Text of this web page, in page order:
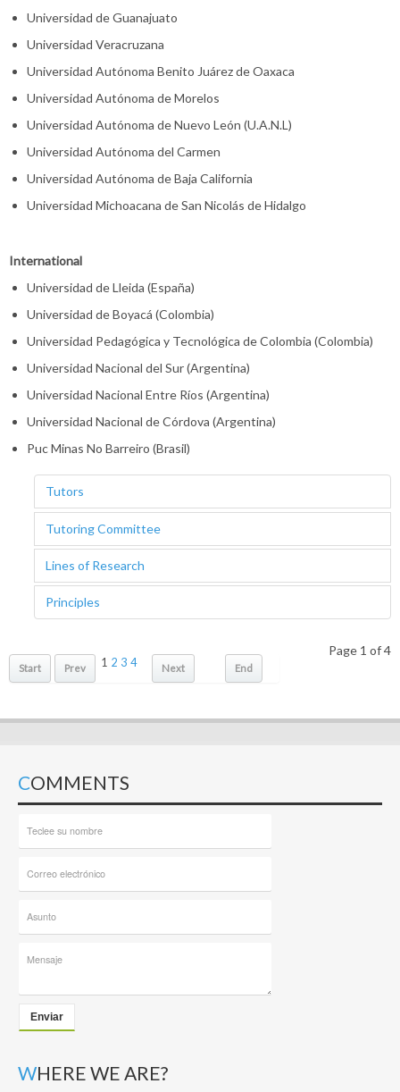
Universidad de Guanajuato
Universidad Veracruzana
Universidad Autónoma Benito Juárez de Oaxaca
Universidad Autónoma de Morelos
Universidad Autónoma de Nuevo León (U.A.N.L)
Universidad Autónoma del Carmen
Universidad Autónoma de Baja California
Universidad Michoacana de San Nicolás de Hidalgo
International
Universidad de Lleida (España)
Universidad de Boyacá (Colombia)
Universidad Pedagógica y Tecnológica de Colombia (Colombia)
Universidad Nacional del Sur (Argentina)
Universidad Nacional Entre Ríos (Argentina)
Universidad Nacional de Córdova (Argentina)
Puc Minas No Barreiro (Brasil)
Tutors
Tutoring Committee
Lines of Research
Principles
Page 1 of 4
Start Prev 1 2 3 4 Next End
COMMENTS
Enviar
WHERE WE ARE?